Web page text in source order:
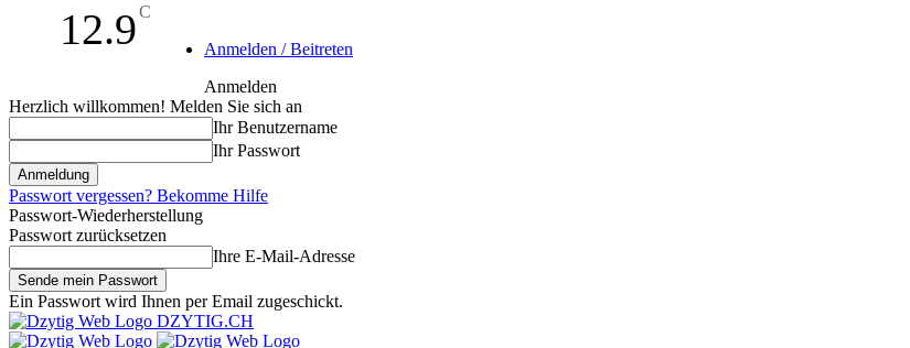
12.9C
Anmelden / Beitreten
Anmelden
Herzlich willkommen! Melden Sie sich an
Ihr Benutzername
Ihr Passwort
Passwort vergessen? Bekomme Hilfe
Passwort-Wiederherstellung
Passwort zurücksetzen
Ihre E-Mail-Adresse
Ein Passwort wird Ihnen per Email zugeschickt.
DZYTIG.CH